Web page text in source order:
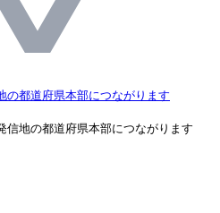
の都道府県本部につながります
信地の都道府県本部につながります